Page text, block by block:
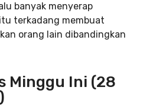
banyak menyerap
terkadang membuat
orang lain dibandingkan
Minggu Ini (28